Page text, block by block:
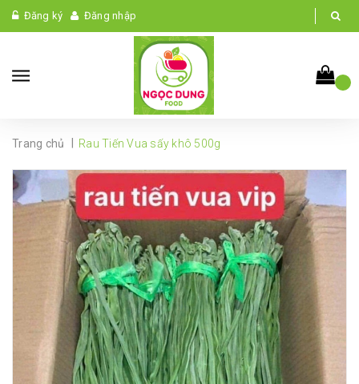
Đăng ký Đăng nhập
Trang chủ Rau Tiến Vua sấy khô 500g